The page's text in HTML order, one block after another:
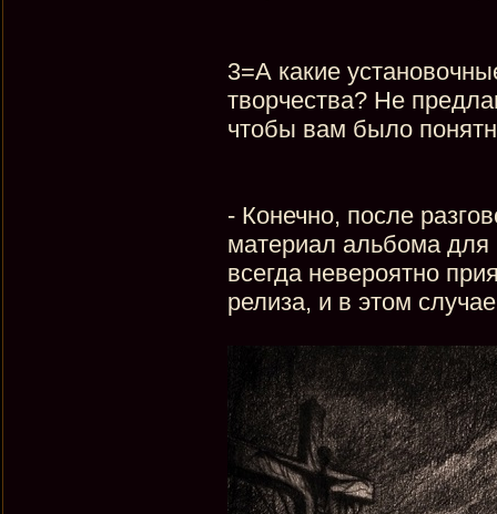
3=А какие
творчества? Не
чтобы вам было
- Конечно, после
материал альбома для
всегда невероятно
релиза, и в этом